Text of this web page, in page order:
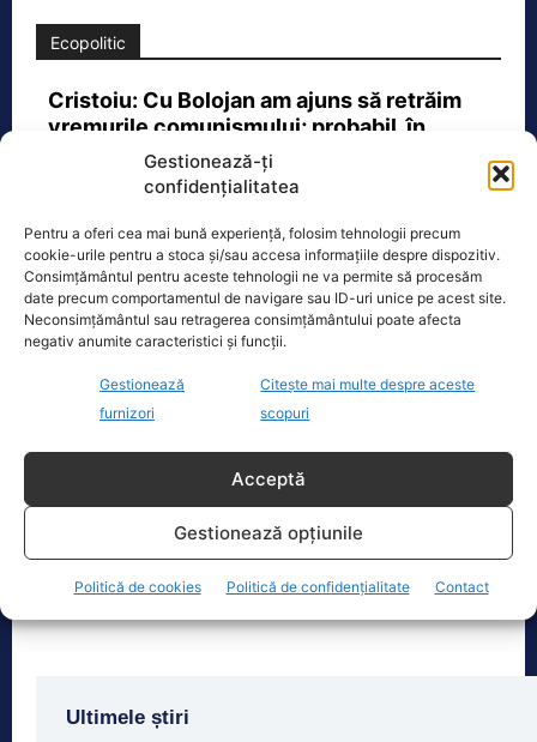
Gestionează-ți
confidențialitatea
Pentru a oferi cea mai bună experiență, folosim tehnologii precum
cookie-urile pentru a stoca și/sau accesa informațiile despre dispozitiv.
Consimțământul pentru aceste tehnologii ne va permite să procesăm
date precum comportamentul de navigare sau ID-uri unice pe acest site.
Neconsimțământul sau retragerea consimțământului poate afecta
negativ anumite caracteristici și funcții.
Gestionează
furnizori
Citește mai multe despre aceste
scopuri
Acceptă
Gestionează opțiunile
Politică de cookies Politică de confidențialitate Contact
Ecopolitic
Cristoiu: Cu Bolojan am ajuns să retrăim
vremurile comunismului; probabil, în…
Invitat la Marius Tucă Show, Ion
Cristoiu susține că măsurile anunțate
consumului de energie electrică[...]
Cele 4 barje pentru redirecționarea Dunării către brațul
Bala vor fi…
Cele 4 barje vor fi scufundate vineri, 7
august. Autoritățile au intrat în linie
dreaptă cu una dintre cele mai
Ultimele știri